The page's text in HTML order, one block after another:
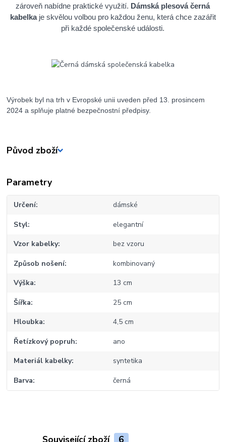
zároveň nabídne praktické využití. Dámská plesová černá
kabelkaje skvělou volbou pro každou ženu, která chce zazářit
při každé společenské události.
Výrobek byl na trh v Evropské unii uveden před 13. prosincem
2024 a splňuje platné bezpečnostní předpisy.
Původ zboží
Parametry
Určení dámské
Styl elegantní
Vzor kabelky bez vzoru
Způsob nošení kombinovaný
Výška 13 cm
Šířka 25 cm
Hloubka 4,5 cm
Řetízkový popruh ano
Materiál kabelky syntetika
Barva černá
Související zboží 6